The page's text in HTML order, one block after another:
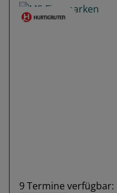
9Termine verfügbar: